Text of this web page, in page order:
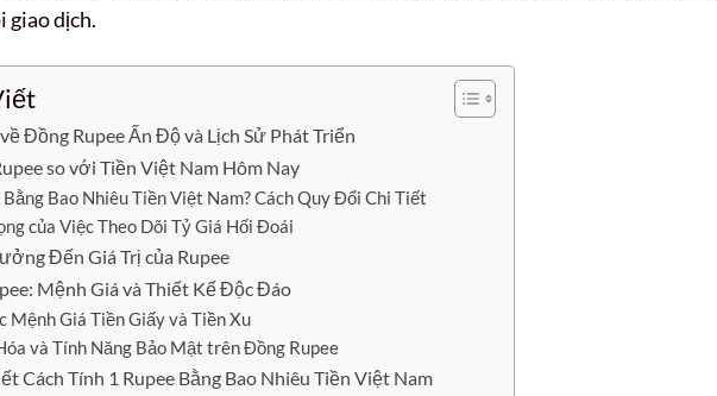
dịch.
Đồng Rupee Ấn Độ và Lịch Sử Phát Triển
so với Tiền Việt Nam Hôm Nay
Bao Nhiêu Tiền Việt Nam? Cách Quy Đổi Chi Tiết
của Việc Theo Dõi Tỷ Giá Hối Đoái
Đến Giá Trị của Rupee
Mệnh Giá và Thiết Kế Độc Đáo
Mệnh Giá Tiền Giấy và Tiền Xu
và Tính Năng Bảo Mật trên Đồng Rupee
Cách Tính 1 Rupee Bằng Bao Nhiêu Tiền Việt Nam